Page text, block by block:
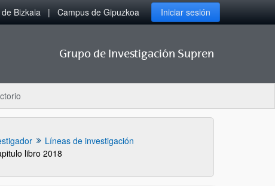
Bizkaia Campus de Gipuzkoa Iniciar sesión
Grupo de Investigación Supren
Líneas de investigación
libro 2018